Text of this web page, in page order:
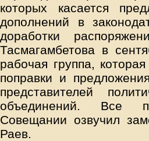
которых касается
дополнений в
доработки
Тасмагамбетова в
рабочая группа,
поправки и
представителей
объединений. Все
Совещании озвучил
Раев.